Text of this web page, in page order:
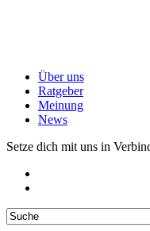
Über uns
Ratgeber
Meinung
News
Setze dich mit uns in